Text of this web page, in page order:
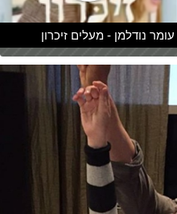
עומר נודלמן - מעלים זיכרון